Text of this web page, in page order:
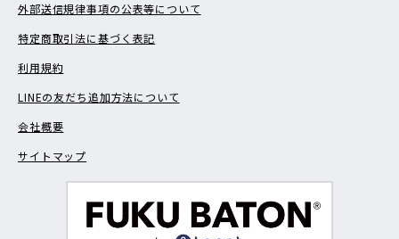
外部送信規律事項の公表等について
特定商取引法に基づく表記
利用規約
LINEの友だち追加方法について
会社概要
サイトマップ